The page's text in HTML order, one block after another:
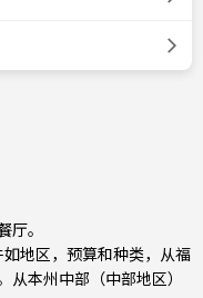
。
地区，预算和种类，从福
从本州中部（中部地区）